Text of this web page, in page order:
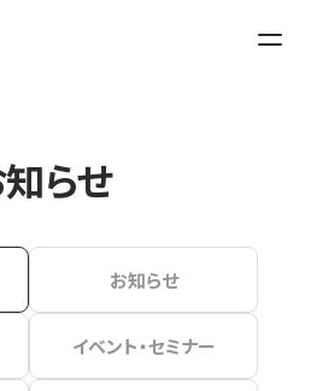
らせ
お知らせ
イベント・セミナー